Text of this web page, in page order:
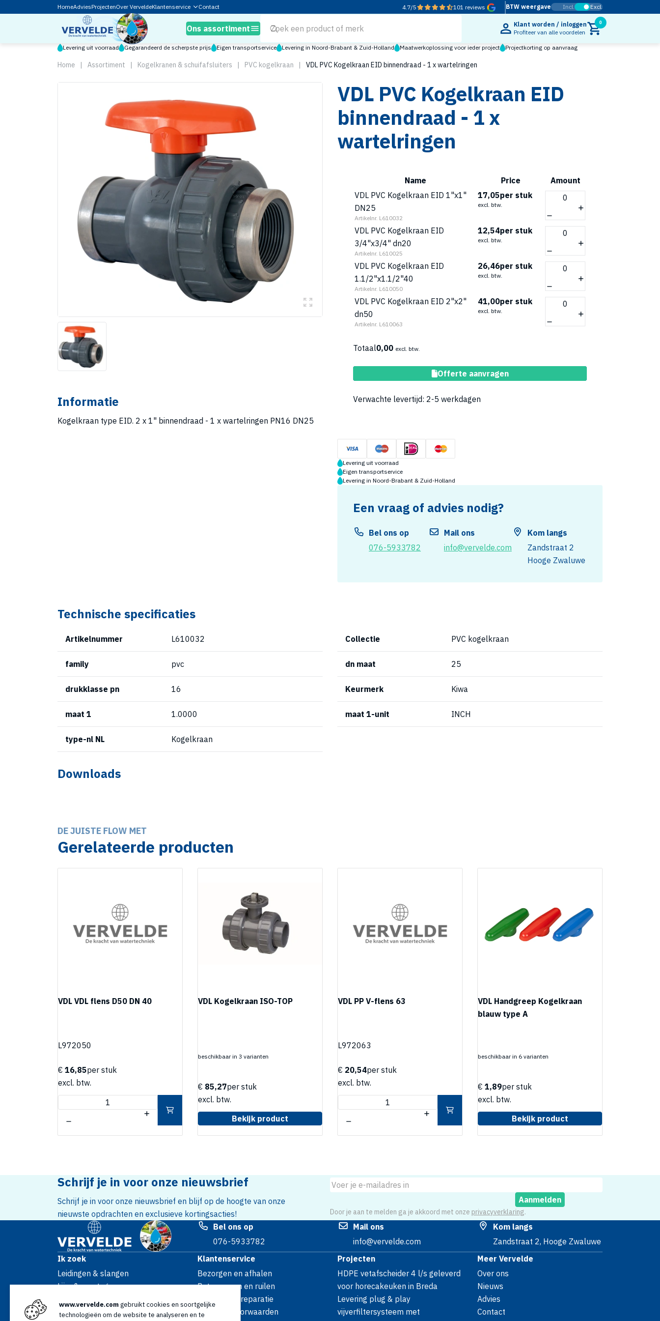
HomeAdviesProjectenOver VerveldeKlantenservice Contact 4.7/5 101 reviews BTW weergave Incl. Excl.
Ons assortiment
Klant worden / inloggen
Profiteer van alle voordelen
0
Levering uit voorraad Gegarandeerd de scherpste prijs Eigen transportservice Levering in Noord-Brabant & Zuid-Holland Maatwerkoplossing voor ieder project Projectkorting op aanvraag
Home | Assortiment | Kogelkranen & schuifafsluiters | PVC kogelkraan | VDL PVC Kogelkraan EID binnendraad - 1 x wartelringen
Informatie
Kogelkraan type EID. 2 x 1" binnendraad - 1 x wartelringen PN16 DN25
VDL PVC Kogelkraan EID
binnendraad - 1 x
wartelringen
Name Price
Amount
VDL PVC Kogelkraan EID 1"x1"
DN25
Artikelnr. L610032
17,05per stuk
excl. btw.
VDL PVC Kogelkraan EID
3/4"x3/4" dn20
Artikelnr. L610025
12,54per stuk
excl. btw.
VDL PVC Kogelkraan EID
1.1/2"x1.1/2"40
Artikelnr. L610050
26,46per stuk
excl. btw.
VDL PVC Kogelkraan EID 2"x2"
dn50
Artikelnr. L610063
41,00per stuk
excl. btw.
Totaal0,00 excl. btw.
Toevoegen aan winkelwagen
Offerte aanvragen
Verwachte levertijd: 2-5 werkdagen
Levering uit voorraad
Eigen transportservice
Levering in Noord-Brabant & Zuid-Holland
Een vraag of advies nodig?
Bel ons op
076-5933782
Mail ons
info@vervelde.com
Kom langs
Zandstraat 2
Hooge Zwaluwe
Technische specificaties
Artikelnummer L610032 Collectie PVC kogelkraan
family pvc dn maat 25
drukklasse pn 16 Keurmerk Kiwa
maat 1 1.0000 maat 1-unit INCH
type-nl NL Kogelkraan
Downloads
DE JUISTE FLOW MET
Gerelateerde producten
VDL VDL flens D50 DN 40
L972050
€ 16,85per stuk
excl. btw.
VDL Kogelkraan ISO-TOP
beschikbaar in 3 varianten
€ 85,27per stuk
excl. btw.
Bekijk product
VDL PP V-flens 63
L972063
€ 20,54per stuk
excl. btw.
VDL Handgreep Kogelkraan
blauw type A
beschikbaar in 6 varianten
€ 1,89per stuk
excl. btw.
Bekijk product
Schrijf je in voor onze nieuwsbrief
Schrijf je in voor onze nieuwsbrief en blijf op de hoogte van onze
nieuwste opdrachten en exclusieve kortingsacties!
Aanmelden
Door je aan te melden ga je akkoord met onze privacyverklaring.
Bel ons op
076-5933782
Mail ons
info@vervelde.com
Kom langs
Zandstraat 2, Hooge Zwaluwe
Ik zoek
Leidingen & slangen
Lijm & montage
Koppelingen & appendages
Klantenservice
Bezorgen en afhalen
Retourneren en ruilen
Garantie en reparatie
Verkoopsvoorwaarden
Projecten
HDPE vetafscheider 4 l/s geleverd
voor horecakeuken in Breda
Levering plug & play
vijverfiltersysteem met
Meer Vervelde
Over ons
Nieuws
Advies
Contact
www.vervelde.com gebruikt cookies en soortgelijke
technologieën om de website te analyseren en te